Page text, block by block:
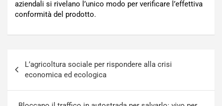
aziendali si rivelano l’unico modo per verificare l’effettiva
conformità del prodotto.
articoli
L’agricoltura sociale per rispondere alla crisi
economica ed ecologica